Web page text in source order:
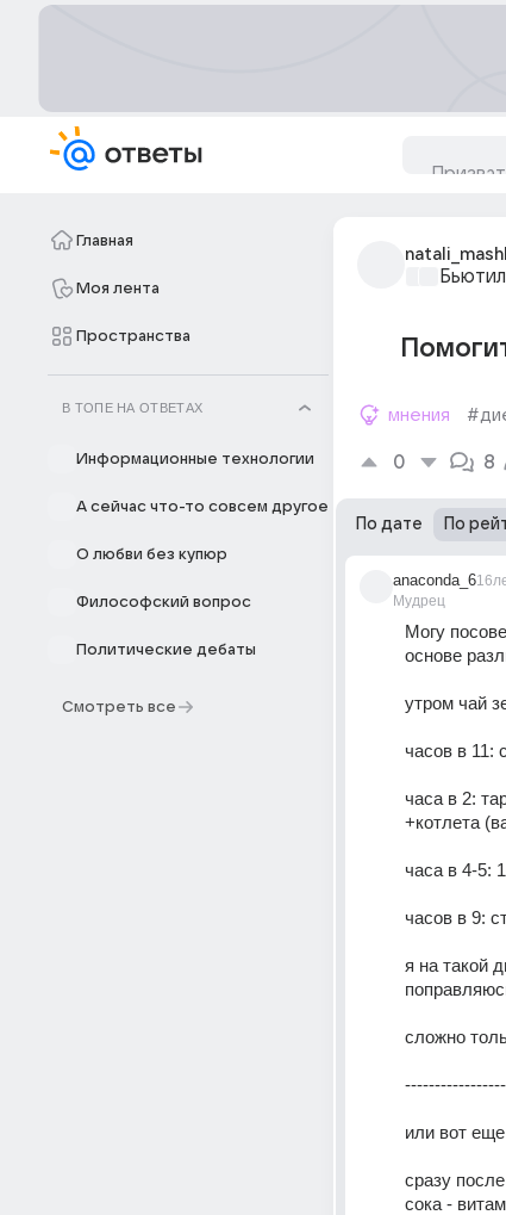
Главная
Моя лента
Пространства
В ТОПЕ НА ОТВЕТАХ
Информационные технологии
А сейчас что-то совсем другое
О любви без купюр
Философский вопрос
Политические дебаты
Смотреть все
мнения
0 8
По дате По
anaconda_6
Мудрец
Могу
основе
утром чай
часов в 11:
часа в 2:
+котлета
часа в 4-5:
часов в 9:
я на такой
сложно
или вот
сразу
сока -